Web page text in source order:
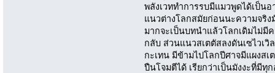
พลังเวททำการรบมีแมวพูดได้เป็น
แนวต่างโลกสมัยก่อนนะความจริ
มากจะเป็นบทนำแล้วโลกเดิมไม่
กลับ ส่วนแนวสเตตัสลงดันเซไวเ
กะเทน มีข้ามไปโลกปีศาจมีแผงส
ปืนโจมตีได้ เรียกว่าเป็นมังงะที่มีทุ